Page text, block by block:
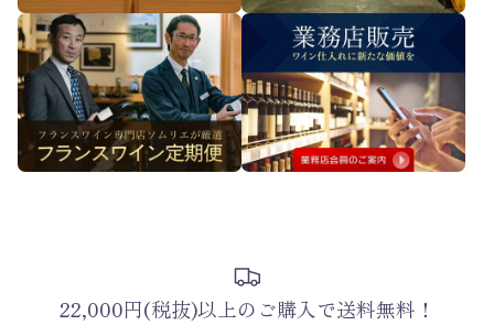
22,000円(税抜)以上のご購入で送料無料！